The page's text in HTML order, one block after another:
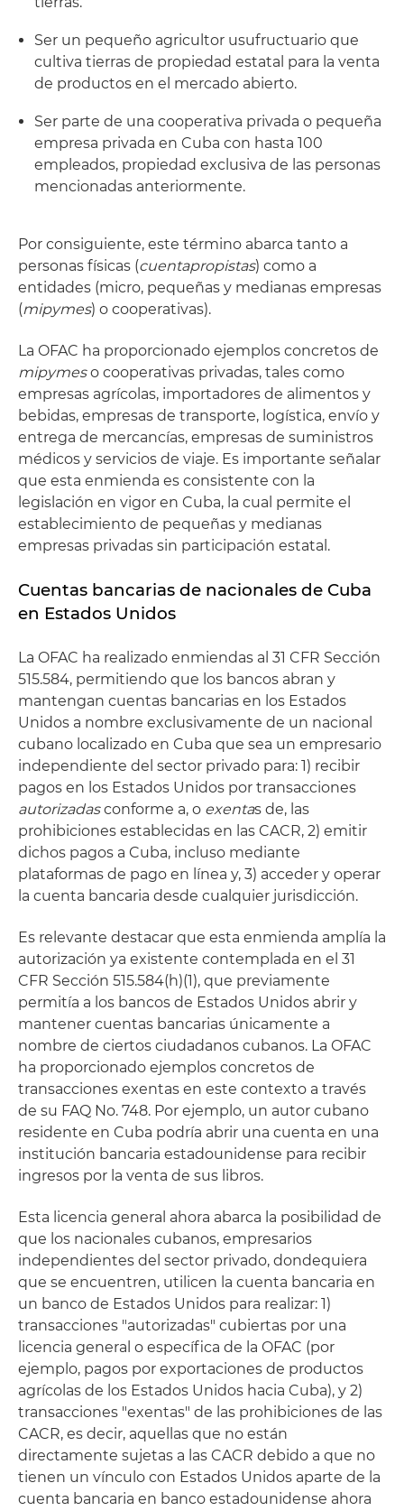
Ser un pequeño agricultor usufructuario que
cultiva tierras de propiedad estatal para la venta
de productos en el mercado abierto.
Ser parte de una cooperativa privada o pequeña
empresa privada en Cuba con hasta 100
empleados, propiedad exclusiva de las personas
mencionadas anteriormente.
Por consiguiente, este término abarca tanto a
personas físicas (cuentapropistas) como a
entidades (micro, pequeñas y medianas empresas
(mipymes) o cooperativas).
La OFAC ha proporcionado ejemplos concretos de
mipymeso cooperativas privadas, tales como
empresas agrícolas, importadores de alimentos y
bebidas, empresas de transporte, logística, envío y
entrega de mercancías, empresas de suministros
médicos y servicios de viaje. Es importante señalar
que esta enmienda es consistente con la
legislación en vigor en Cuba, la cual permite el
establecimiento de pequeñas y medianas
empresas privadas sin participación estatal.
Cuentas bancarias de nacionales de Cuba
en Estados Unidos
La OFAC ha realizado enmiendas al 31 CFR Sección
515.584, permitiendo que los bancos abran y
mantengan cuentas bancarias en los Estados
Unidos a nombre exclusivamente de un nacional
cubano localizado en Cuba que sea un empresario
independiente del sector privado para: 1) recibir
pagos en los Estados Unidos por transacciones
autorizadasconforme a, o exentas de, las
prohibiciones establecidas en las CACR, 2) emitir
dichos pagos a Cuba, incluso mediante
plataformas de pago en línea y, 3) acceder y operar
la cuenta bancaria desde cualquier jurisdicción.
Es relevante destacar que esta enmienda amplía la
autorización ya existente contemplada en el 31
CFR Sección 515.584(h)(1), que previamente
permitía a los bancos de Estados Unidos abrir y
mantener cuentas bancarias únicamente a
nombre de ciertos ciudadanos cubanos. La OFAC
ha proporcionado ejemplos concretos de
transacciones exentas en este contexto a través
de su FAQ No. 748. Por ejemplo, un autor cubano
residente en Cuba podría abrir una cuenta en una
institución bancaria estadounidense para recibir
ingresos por la venta de sus libros.
Esta licencia general ahora abarca la posibilidad de
que los nacionales cubanos, empresarios
independientes del sector privado, dondequiera
que se encuentren, utilicen la cuenta bancaria en
un banco de Estados Unidos para realizar: 1)
transacciones "autorizadas" cubiertas por una
licencia general o específica de la OFAC (por
ejemplo, pagos por exportaciones de productos
agrícolas de los Estados Unidos hacia Cuba), y 2)
transacciones "exentas" de las prohibiciones de las
CACR, es decir, aquellas que no están
directamente sujetas a las CACR debido a que no
tienen un vínculo con Estados Unidos aparte de la
cuenta bancaria en banco estadounidense ahora